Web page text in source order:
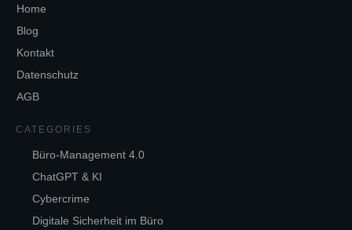
Home
Blog
Kontakt
Datenschutz
AGB
CATEGORIES
Büro-Management 4.0
ChatGPT & KI
Cybercrime
Digitale Sicherheit im Büro